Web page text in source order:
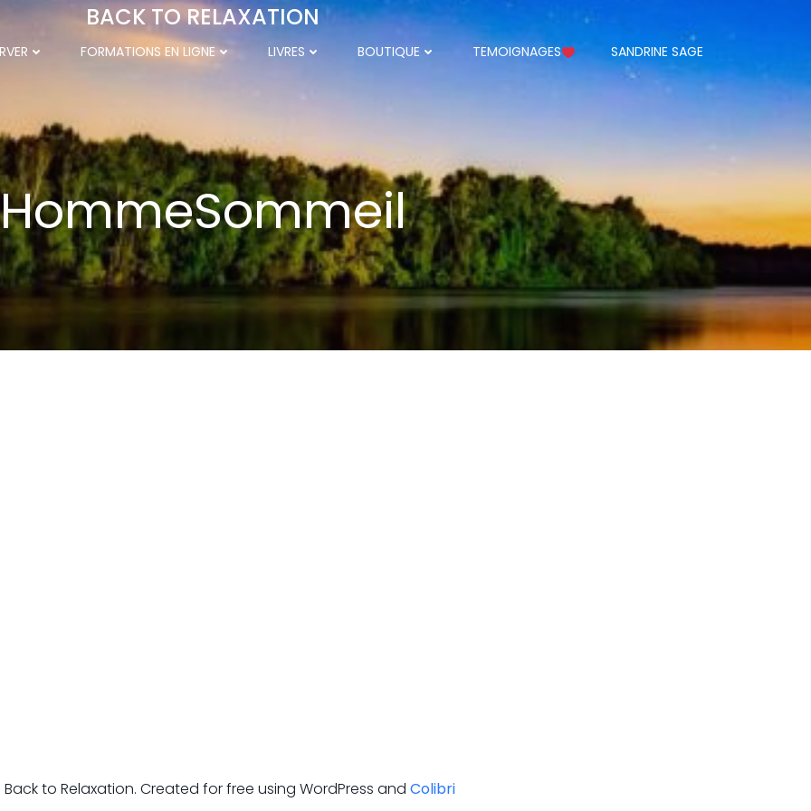
BACK TO RELAXATION
FORMATIONS EN LIGNE LIVRES BOUTIQUE TEMOIGNAGES SANDRINE SAGE
HommeSommeil
to Relaxation. Created for free using WordPress and Colibri